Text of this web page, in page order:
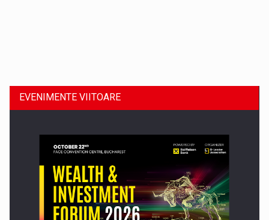
Comunicat de presa: Joburile part-time reincep sa intre pe…
EVENIMENTE VIITOARE